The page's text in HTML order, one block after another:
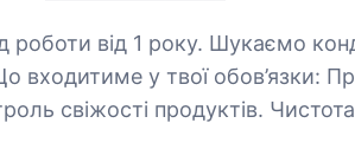
1 року. Шукаємо кондитера
у твої обов’язки: Приготування